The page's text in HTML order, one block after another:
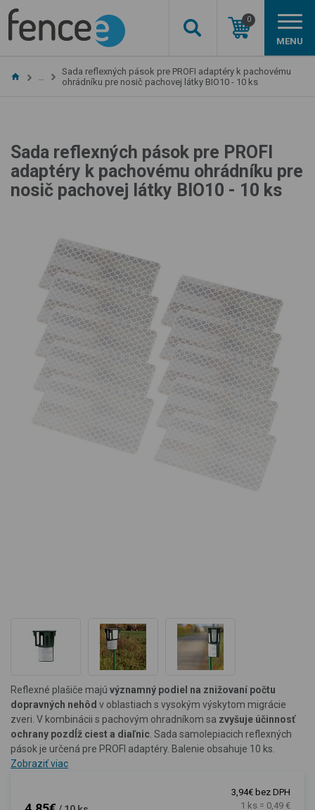
0
MENU
…
Sada reflexných pások pre PROFI adaptéry k pachovému
ohrádníku pre nosič pachovej látky BIO10 - 10 ks
Sada reflexných pások pre PROFI
adaptéry k pachovému ohrádníku pre
nosič pachovej látky BIO10 - 10 ks
Reflexné plašiče majú významný podiel na znižovaní počtu
dopravných nehôd v oblastiach s vysokým výskytom migrácie
zveri. V kombinácii s pachovým ohradníkom sa zvyšuje účinnosť
ochrany pozdĺž ciest a diaľnic . Sada samolepiacich reflexných
pások je určená pre PROFI adaptéry. Balenie obsahuje 10 ks.
Zobraziť viac
3,94€ bez DPH
1 ks = 0,49 €